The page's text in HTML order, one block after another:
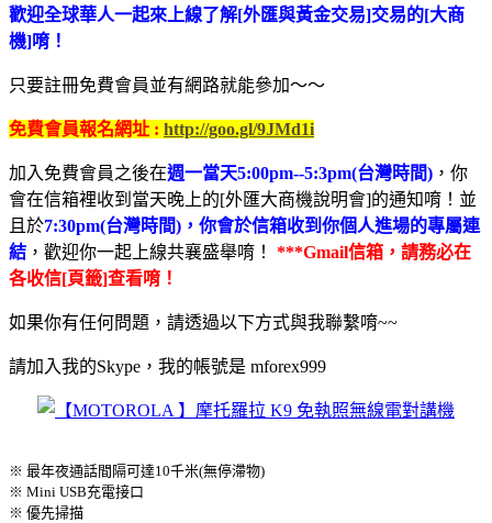
歡迎全球華人一起來上線了解[外匯與黃金交易]交易的[大商
機]唷！
只要註冊免費會員並有網路就能參加～～
免費會員報名網址 : http://goo.gl/9JMd1i
加入免費會員之後在週一當天5:00pm--5:3pm(台灣時間) ，你
會在信箱裡收到當天晚上的[外匯大商機說明會]的通知唷！並
且於7:30pm(台灣時間)，你會於信箱收到你個人進場的專屬連
結 ，歡迎你一起上線共襄盛舉唷！ ***Gmail信箱，請務必在
各收信[頁籤]查看唷！
如果你有任何問題，請透過以下方式與我聯繫唷~~
請加入我的Skype，我的帳號是 mforex999
※ 最年夜通話間隔可達10千米(無停滯物)
※ Mini USB充電接口
※ 優先掃描